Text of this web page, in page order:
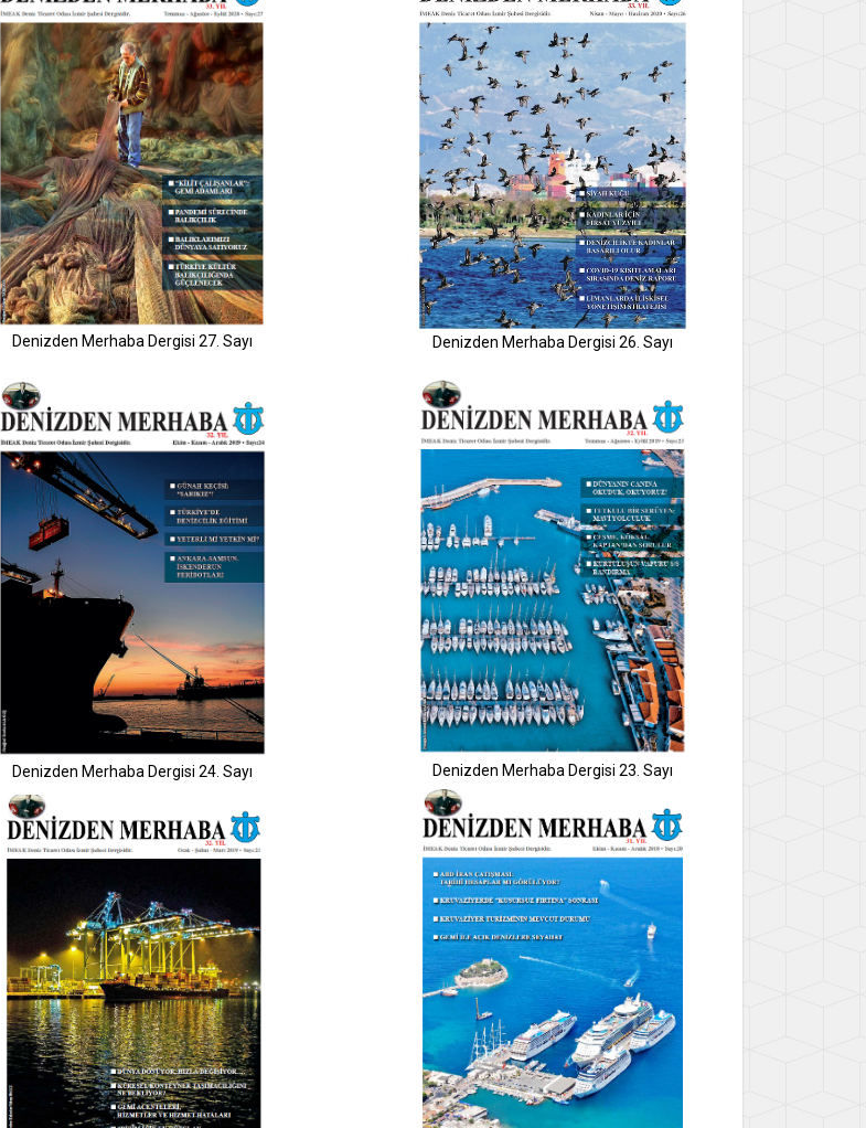
Denizden Merhaba Dergisi 27. Sayı Denizden Merhaba Dergisi 26. Sayı
Denizden Merhaba Dergisi 24. Sayı Denizden Merhaba Dergisi 23. Sayı